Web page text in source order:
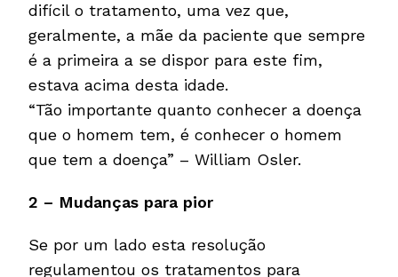
difícil o tratamento, uma vez que,
geralmente, a mãe da paciente que sempre
é a primeira a se dispor para este fim,
estava acima desta idade.
“Tão importante quanto conhecer a doença
que o homem tem, é conhecer o homem
que tem a doença” – William Osler.
2 – Mudanças para pior
Se por um lado esta resolução
regulamentou os tratamentos para